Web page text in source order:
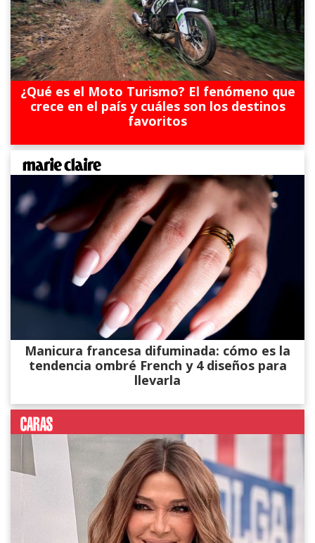
¿Qué es el Moto Turismo? El fenómeno que
crece en el país y cuáles son los destinos
favoritos
Manicura francesa difuminada: cómo es la
tendencia ombré French y 4 diseños para
llevarla